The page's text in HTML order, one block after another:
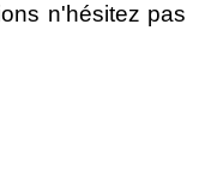
n'hésitez pas